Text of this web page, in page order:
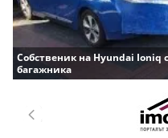
Собственик на Hyundai Ioniq
багажника